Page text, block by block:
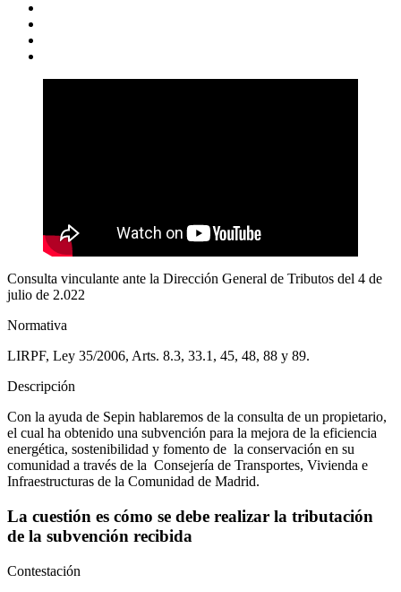
Consulta vinculante ante la Dirección General de Tributos del 4 de
julio de 2.022
Normativa
LIRPF, Ley 35/2006, Arts. 8.3, 33.1, 45, 48, 88 y 89.
Descripción
Con la ayuda de Sepin hablaremos de la consulta de un propietario,
el cual ha obtenido una subvención para la mejora de la eficiencia
energética, sostenibilidad y fomento de la conservación en su
comunidad a través de la Consejería de Transportes, Vivienda e
Infraestructuras de la Comunidad de Madrid.
La cuestión es cómo se debe realizar la tributación
de la subvención recibida
Contestación